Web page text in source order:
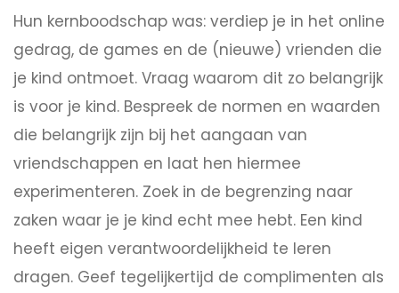
Hun kernboodschap was: verdiep je in het online
gedrag, de games en de (nieuwe) vrienden die
je kind ontmoet. Vraag waarom dit zo belangrijk
is voor je kind. Bespreek de normen en waarden
die belangrijk zijn bij het aangaan van
vriendschappen en laat hen hiermee
experimenteren. Zoek in de begrenzing naar
zaken waar je je kind echt mee hebt. Een kind
heeft eigen verantwoordelijkheid te leren
dragen. Geef tegelijkertijd de complimenten als